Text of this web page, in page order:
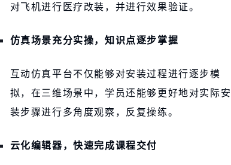
对飞机进行医疗改装，并进行效果验证。
仿真场景充分实操，知识点逐步掌握
互动仿真平台不仅能够对安装过程进行逐步模
拟，在三维场景中，学员还能够更好地对实际安
装步骤进行多角度观察，反复操练。
云化编辑器，快速完成课程交付